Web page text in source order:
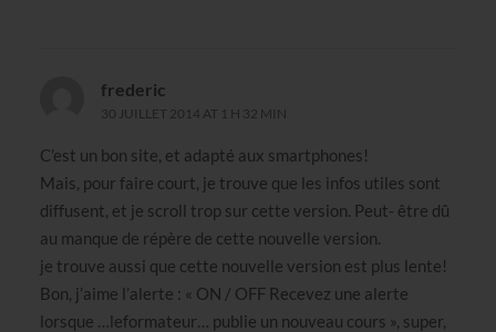
frederic
30 JUILLET 2014 AT 1 H 32 MIN
C’est un bon site, et adapté aux smartphones!
Mais, pour faire court, je trouve que les infos utiles sont
diffusent, et je scroll trop sur cette version. Peut- être dû
au manque de répère de cette nouvelle version.
je trouve aussi que cette nouvelle version est plus lente!
Bon, j’aime l’alerte : « ON / OFF Recevez une alerte
lorsque …leformateur… publie un nouveau cours », super,